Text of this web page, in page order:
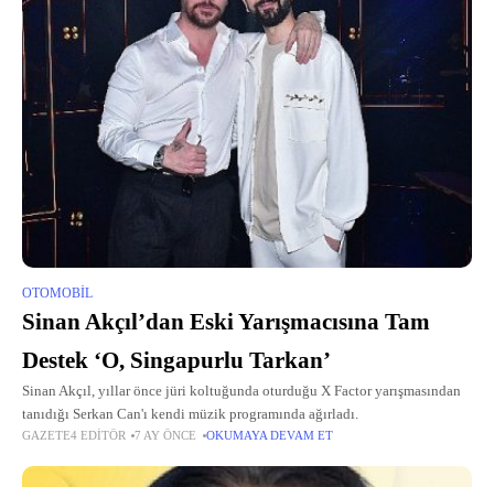
OTOMOBIL
Sinan Akçıl’dan Eski Yarışmacısına Tam
Destek ‘O, Singapurlu Tarkan’
Sinan Akçıl, yıllar önce jüri koltuğunda oturduğu X Factor yarışmasından
tanıdığı Serkan Can'ı kendi müzik programında ağırladı.
GAZETE4 EDITÖR 7 AY ÖNCE OKUMAYA DEVAM ET